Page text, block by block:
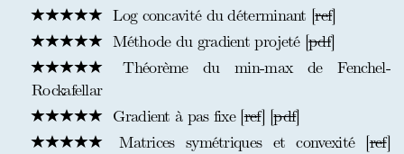
Log concavité du déterminant [ref]
Méthode du gradient projeté [pdf]
Théorème du min-max de Fenchel-
Rockafellar
Gradient à pas fixe [ref] [pdf]
Matrices symétriques et convexité [ref]